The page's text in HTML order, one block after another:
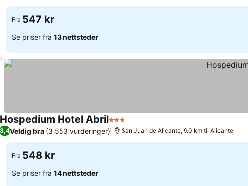
Fra 547 kr
Se priser fra 13 nettsteder
Hospedium Hotel Abril3 Stjerner
8,4Veldig bra (3 553 vurderinger) San Juan de Alicante, 9.0 km til Alicante
Fra 548 kr
Se priser fra 14 nettsteder